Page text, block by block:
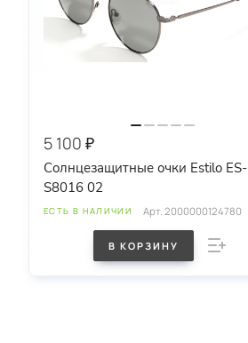
5 100 ₽
Солнцезащитные очки Estilo ES-
S8016 02
ЕСТЬ В НАЛИЧИИ Арт.2000000124780
В КОРЗИНУ